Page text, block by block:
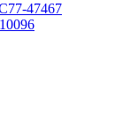
47467